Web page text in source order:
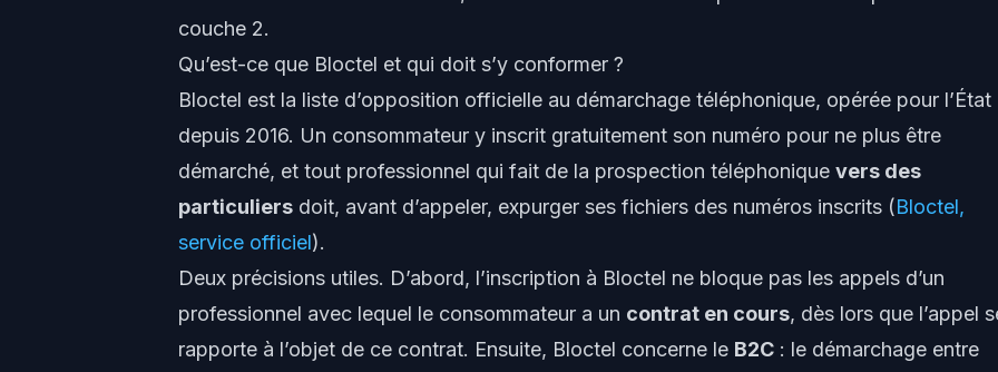
couche 2.
Qu’est-ce que Bloctel et qui doit s’y conformer ?
Bloctel est la liste d’opposition officielle au démarchage téléphonique, opérée pour l’État
depuis 2016. Un consommateur y inscrit gratuitement son numéro pour ne plus être
démarché, et tout professionnel qui fait de la prospection téléphonique vers des
particuliers doit, avant d’appeler, expurger ses fichiers des numéros inscrits (Bloctel,
service officiel).
Deux précisions utiles. D’abord, l’inscription à Bloctel ne bloque pas les appels d’un
professionnel avec lequel le consommateur a un contrat en cours, dès lors que l’appel
rapporte à l’objet de ce contrat. Ensuite, Bloctel concerne le B2C : le démarchage entre